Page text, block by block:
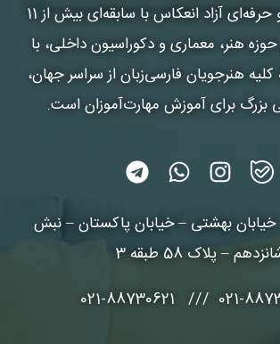
حرفه‌ای آزاد انعکاس
با سابقه‌ای بیش از 11
هنر، معماری و دکوراسیون داخلی، با
هنرجویان فارسی‌زبان از سراسر جهان،
بزرگ برای آموزش مهارت‌آموزان است.
بهشتی – خیابان پاکستان – نبش
– پلاک 58 طبقه 3
021-88733880 ///